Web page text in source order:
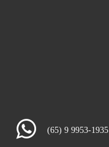
(65) 9 9953-1935